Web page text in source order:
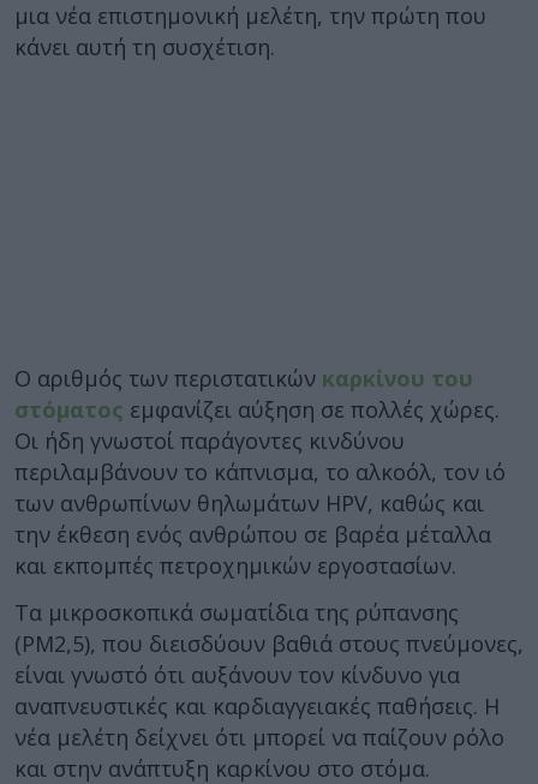
μια νέα επιστημονική μελέτη, την πρώτη που
κάνει αυτή τη συσχέτιση.
Ο αριθμός των περιστατικών καρκίνου του
στόματος εμφανίζει αύξηση σε πολλές χώρες.
Οι ήδη γνωστοί παράγοντες κινδύνου
περιλαμβάνουν το κάπνισμα, το αλκοόλ, τον ιό
των ανθρωπίνων θηλωμάτων HPV, καθώς και
την έκθεση ενός ανθρώπου σε βαρέα μέταλλα
και εκπομπές πετροχημικών εργοστασίων.
Τα μικροσκοπικά σωματίδια της ρύπανσης
(ΡΜ2,5), που διεισδύουν βαθιά στους πνεύμονες,
είναι γνωστό ότι αυξάνουν τον κίνδυνο για
αναπνευστικές και καρδιαγγειακές παθήσεις. Η
νέα μελέτη δείχνει ότι μπορεί να παίζουν ρόλο
και στην ανάπτυξη καρκίνου στο στόμα.